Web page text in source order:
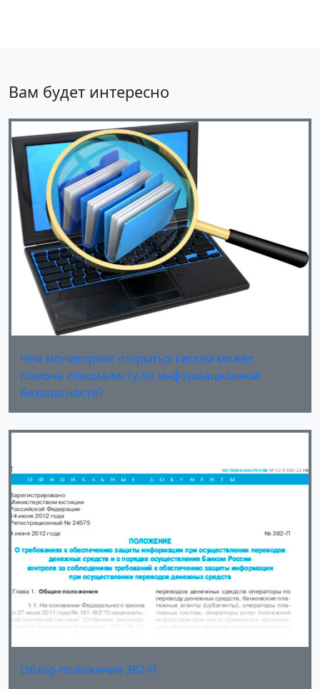
Вам будет интересно
Чем мониторинг открытых систем может
помочь специалисту по информационной
безопасности?
Обзор положения 382-П